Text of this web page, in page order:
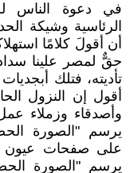
في دعوة الناس
الرئاسية وشيكة
أن أقولَ كلامًا
حقٌّ لمصر علينا
تأديته، فتلك
أقول إن النزول
وأصدقاء وزملاء
يرسم "الصورة
على صفحات عيون
يرسم "الصورة